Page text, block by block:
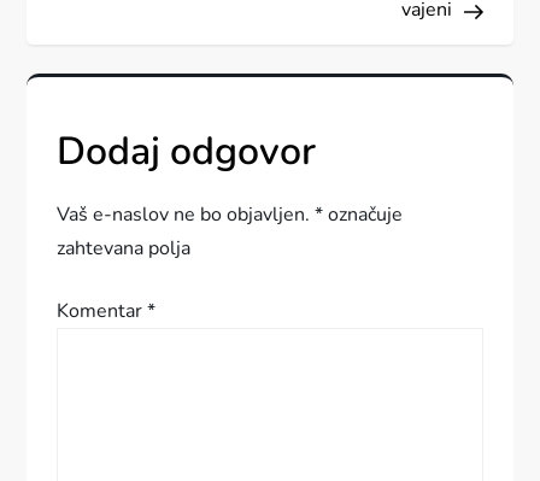
a
c
i
j
vajeni
Dodaj odgovor
Vaš e-naslov ne bo objavljen. *označuje
zahtevana polja
Komentar*